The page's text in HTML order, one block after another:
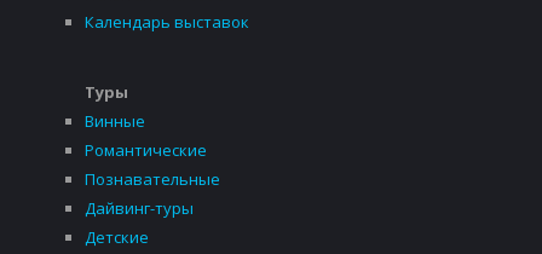
Календарь выставок
Туры
Винные
Романтические
Познавательные
Дайвинг-туры
Детские